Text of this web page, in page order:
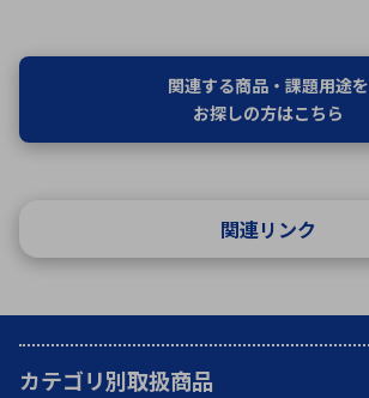
関連する商品・課題用途を
お探しの方はこちら
関連リンク
カテゴリ別取扱商品